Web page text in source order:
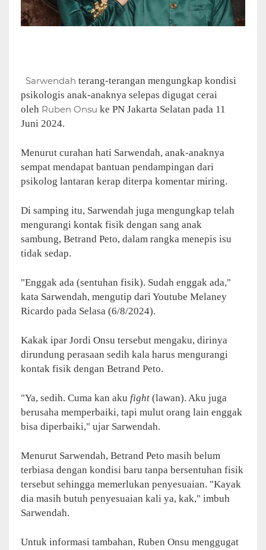
Sarwendah terang-terangan mengungkap kondisi
psikologis anak-anaknya selepas digugat cerai
oleh Ruben Onsu ke PN Jakarta Selatan pada 11
Juni 2024.
Menurut curahan hati Sarwendah, anak-anaknya
sempat mendapat bantuan pendampingan dari
psikolog lantaran kerap diterpa komentar miring.
Di samping itu, Sarwendah juga mengungkap telah
mengurangi kontak fisik dengan sang anak
sambung, Betrand Peto, dalam rangka menepis isu
tidak sedap.
"Enggak ada (sentuhan fisik). Sudah enggak ada,"
kata Sarwendah, mengutip dari Youtube Melaney
Ricardo pada Selasa (6/8/2024).
Kakak ipar Jordi Onsu tersebut mengaku, dirinya
dirundung perasaan sedih kala harus mengurangi
kontak fisik dengan Betrand Peto.
"Ya, sedih. Cuma kan aku fight (lawan). Aku juga
berusaha memperbaiki, tapi mulut orang lain enggak
bisa diperbaiki," ujar Sarwendah.
Menurut Sarwendah, Betrand Peto masih belum
terbiasa dengan kondisi baru tanpa bersentuhan fisik
tersebut sehingga memerlukan penyesuaian. "Kayak
dia masih butuh penyesuaian kali ya, kak," imbuh
Sarwendah.
Untuk informasi tambahan, Ruben Onsu menggugat